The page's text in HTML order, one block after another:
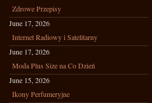
Zdrowe Przepisy
June 17, 2026
Internet Radiowy i Satelitarny
June 17, 2026
Moda Plus Size na Co Dzień
June 15, 2026
Ikony Perfumeryjne